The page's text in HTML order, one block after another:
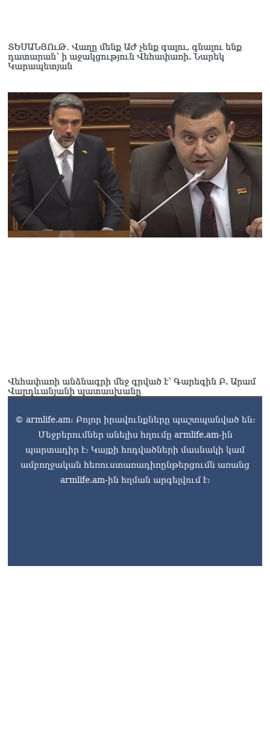
ՏԵՍԱՆՅՈւԹ․ Վաղը մենք ԱԺ չենք գալու, գնալու ենք
դատարան՝ ի աջակցություն Վեհափառի. Նարեկ
Կարապետյան
Վեհափառի անձնագրի մեջ գրված է՝ Գարեգին Բ. Արամ
Վարդևանյանի պատասխանը
© armlife.am: Բոլոր իրավունքները պաշտպանված են:
Մեջբերումներ անելիս հղումը armlife.am-ին
պարտադիր է: Կայքի հոդվածների մասնակի կամ
ամբողջական հեռուստառադիոընթերցումն առանց
armlife.am-ին հղման արգելվում է: